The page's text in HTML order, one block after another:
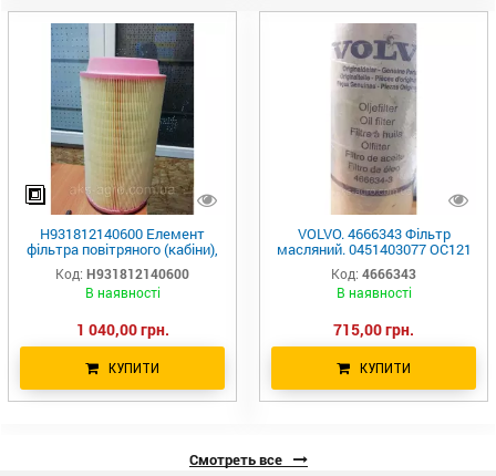
H931812140600 Елемент
фільтра повітряного (кабіни),
RS30106 SC50141 CU16400
FENDT, AGCO
Код: H931812140600
В наявності
1 040,00 грн.
КУПИТИ
VOLVO. 4666343 Фільтр
масляний. 0451403077 OC121
H200W10 P553191 51791
H200W W1110236 B76 LF17505
Код: 4666343
В наявності
715,00 грн.
КУПИТИ
Смотреть все